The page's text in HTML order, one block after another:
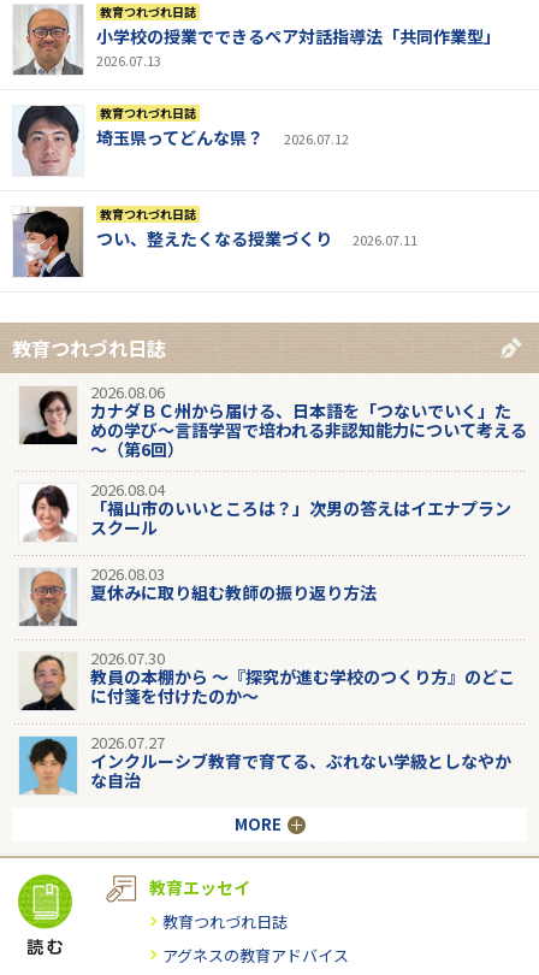
教育つれづれ日誌
小学校の授業でできるペア対話指導法「共同作業型」
2026.07.13
教育つれづれ日誌
埼玉県ってどんな県？ 2026.07.12
教育つれづれ日誌
つい、整えたくなる授業づくり 2026.07.11
教育つれづれ日誌
2026.08.06
カナダＢＣ州から届ける、日本語を「つないでいく」た
めの学び～言語学習で培われる非認知能力について考える
～（第6回）
2026.08.04
「福山市のいいところは？」次男の答えはイエナプラン
スクール
2026.08.03
夏休みに取り組む教師の振り返り方法
2026.07.30
教員の本棚から 〜『探究が進む学校のつくり方』のどこ
に付箋を付けたのか〜
2026.07.27
インクルーシブ教育で育てる、ぶれない学級としなやか
な自治
MORE
教育エッセイ
教育つれづれ日誌
アグネスの教育アドバイス